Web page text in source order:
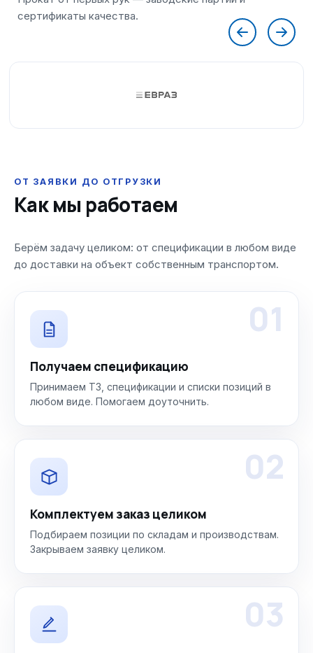
ОТ ЗАЯВКИ ДО ОТГРУЗКИ
Как мы работаем
Берём задачу целиком: от спецификации в любом виде
до доставки на объект собственным транспортом.
01
Получаем спецификацию
Принимаем ТЗ, спецификации и списки позиций в
любом виде. Помогаем доуточнить.
02
Комплектуем заказ целиком
Подбираем позиции по складам и производствам.
Закрываем заявку целиком.
03